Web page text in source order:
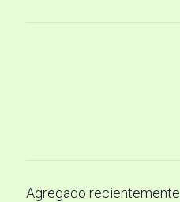
Agregado recientemente